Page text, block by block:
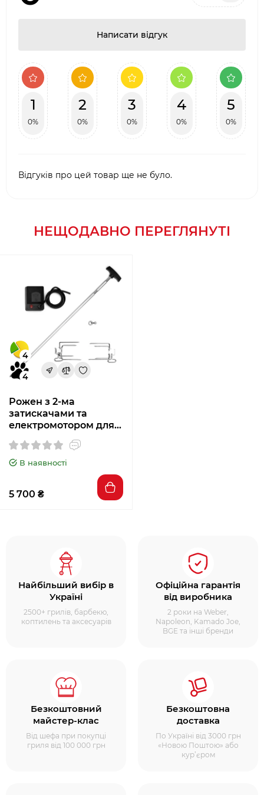
Написати відгук
1
0%
2
0%
3
0%
4
0%
5
0%
Відгуків про цей товар ще не було.
НЕЩОДАВНО ПЕРЕГЛЯНУТІ
4
4
Рожен з 2-ма
затискачами та
електромотором для
моделей Napoleon
PRO 47/57 69242
В наявності
5 700 ₴
Найбільший вибір в
Україні
2500+ грилів, барбекю,
коптилень та аксесуарів
Офіційна гарантія
від виробника
2 роки на Weber,
Napoleon, Kamado Joe,
BGE та інші бренди
Безкоштовний
майстер-клас
Від шефа при покупці
гриля від 100 000 грн
Безкоштовна
доставка
По Україні від 3000 грн
«Новою Поштою» або
кур’єром